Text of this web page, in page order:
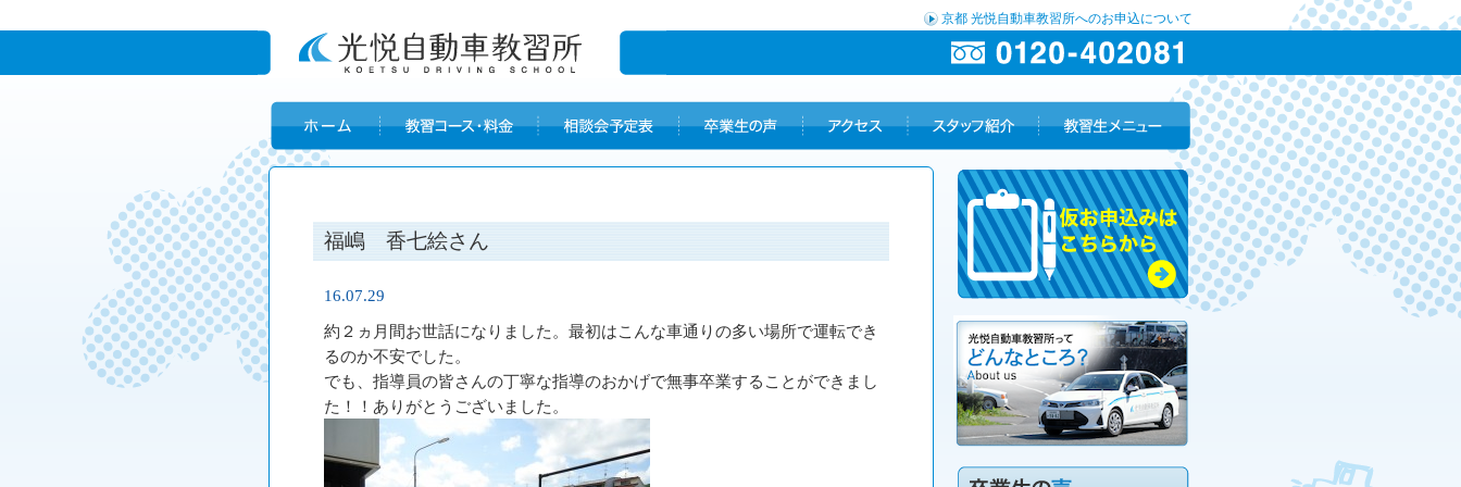
京都 光悦自動車教習所へのお申込について
福嶋 香七絵さん
16.07.29
約２ヵ月間お世話になりました。最初はこんな車通りの多い場所で運転でき
るのか不安でした。
でも、指導員の皆さんの丁寧な指導のおかげで無事卒業することができまし
た！！ありがとうございました。